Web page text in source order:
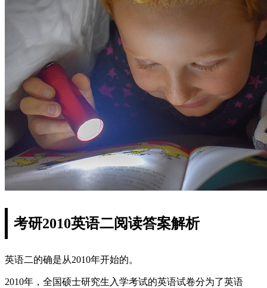
考研2010英语二阅读答案解析
英语二的确是从2010年开始的。
2010年，全国硕士研究生入学考试的英语试卷分为了英语